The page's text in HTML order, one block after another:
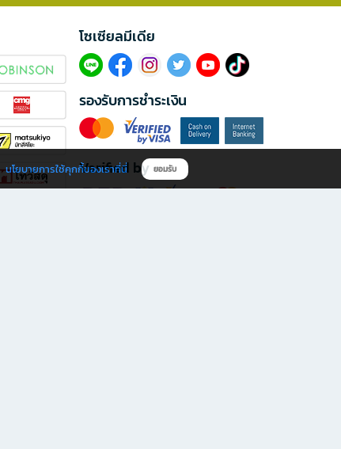
โซเซียลมีเดีย​
รองรับการชำระเงิน
Verified by
นโยบายการใช้คุกกี้ของเราที่นี่ ยอมรับ